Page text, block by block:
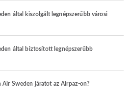
által kiszolgált legnépszerűbb városi
által biztosított legnépszerűbb
Sweden járatot az Airpaz-on?